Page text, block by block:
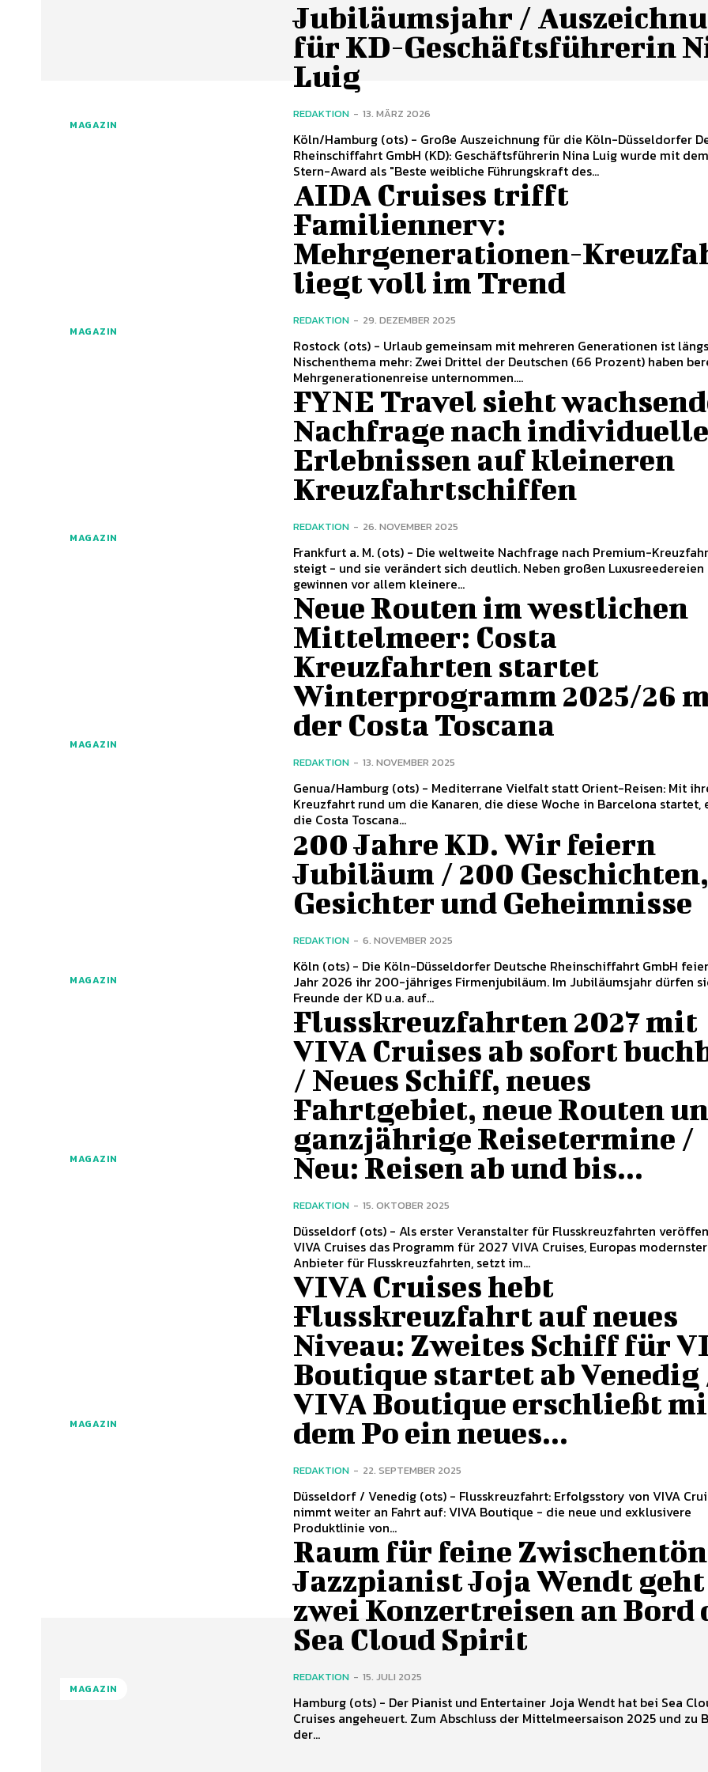
MAGAZIN
Jubiläumsjahr /
für KD-Geschäftsführerin
Luig
REDAKTION - 13. MÄRZ 2026
Köln/Hamburg (ots) - Große Auszeichnung für die Köln-Düsseldorfer Deutsche
Rheinschiffahrt GmbH (KD): Geschäftsführerin Nina Luig wurde mit
Stern-Award als "Beste weibliche Führungskraft des...
MAGAZIN
AIDA Cruises trifft
Familiennerv:
Mehrgenerationen-
liegt voll im Trend
REDAKTION - 29. DEZEMBER 2025
Rostock (ots) - Urlaub gemeinsam mit mehreren Generationen ist längst kein
Nischenthema mehr: Zwei Drittel der Deutschen (66 Prozent) haben
Mehrgenerationenreise unternommen....
MAGAZIN
FYNE Travel sieht
Nachfrage nach
Erlebnissen auf kleineren
Kreuzfahrtschiffen
REDAKTION - 26. NOVEMBER 2025
Frankfurt a. M. (ots) - Die weltweite Nachfrage nach Premium-Kreuzfahrten
steigt - und sie verändert sich deutlich. Neben großen Luxusreedereien
gewinnen vor allem kleinere...
MAGAZIN
Neue Routen im westlichen
Mittelmeer: Costa
Kreuzfahrten startet
Winterprogramm 2025/26
der Costa Toscana
REDAKTION - 13. NOVEMBER 2025
Genua/Hamburg (ots) - Mediterrane Vielfalt statt Orient-Reisen: Mit ihrer
Kreuzfahrt rund um die Kanaren, die diese Woche in Barcelona
die Costa Toscana...
MAGAZIN
200 Jahre KD. Wir feiern
Jubiläum / 200 Geschichten,
Gesichter und Geheimnisse
REDAKTION - 6. NOVEMBER 2025
Köln (ots) - Die Köln-Düsseldorfer Deutsche Rheinschiffahrt GmbH feiert im
Jahr 2026 ihr 200-jähriges Firmenjubiläum. Im Jubiläumsjahr dürfen
Freunde der KD u.a. auf...
MAGAZIN
Flusskreuzfahrten 2027 mit
VIVA Cruises ab sofort
/ Neues Schiff, neues
Fahrtgebiet, neue Routen
ganzjährige Reisetermine /
Neu: Reisen ab und bis...
REDAKTION - 15. OKTOBER 2025
Düsseldorf (ots) - Als erster Veranstalter für Flusskreuzfahrten veröffentlicht
VIVA Cruises das Programm für 2027 VIVA Cruises, Europas modernster
Anbieter für Flusskreuzfahrten, setzt im...
MAGAZIN
VIVA Cruises hebt
Flusskreuzfahrt auf neues
Niveau: Zweites Schiff für
Boutique startet ab Venedig
VIVA Boutique erschließt
dem Po ein neues...
REDAKTION - 22. SEPTEMBER 2025
Düsseldorf / Venedig (ots) - Flusskreuzfahrt: Erfolgsstory von VIVA Cruises
nimmt weiter an Fahrt auf: VIVA Boutique - die neue und exklusivere
Produktlinie von...
MAGAZIN
Raum für feine
Jazzpianist Joja Wendt
zwei Konzertreisen an Bord
Sea Cloud Spirit
REDAKTION - 15. JULI 2025
Hamburg (ots) - Der Pianist und Entertainer Joja Wendt hat bei Sea Cloud
Cruises angeheuert. Zum Abschluss der Mittelmeersaison 2025 und zu
der...